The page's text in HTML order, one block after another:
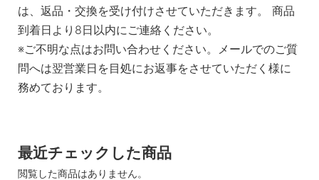
は、返品・交換を受け付けさせていただきます。 商品
到着日より8日以内にご連絡ください。
※ご不明な点はお問い合わせください。メールでのご質
問へは翌営業日を目処にお返事をさせていただく様に
務めております。
最近チェックした商品
閲覧した商品はありません。